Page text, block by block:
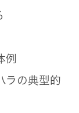
例
ラの典型的